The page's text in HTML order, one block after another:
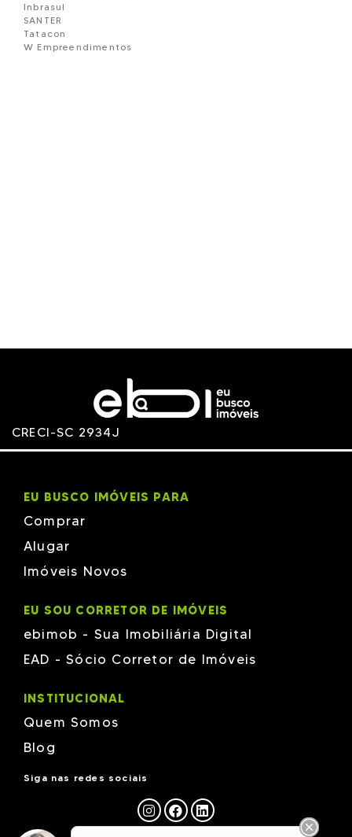
Inbrasul
SANTER
Tatacon
W Empreendimentos
CRECI-SC 2934J
EU BUSCO IMÓVEIS PARA
Comprar
Alugar
Imóveis Novos
EU SOU CORRETOR DE IMÓVEIS
ebimob - Sua Imobiliária Digital
EAD - Sócio Corretor de Imóveis
INSTITUCIONAL
Quem Somos
Blog
Siga nas redes sociais